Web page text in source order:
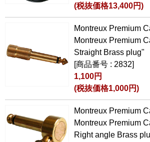
(税抜価格13,400円)
Montreux Premium
Montreux Premium
Straight Brass plug"
[商品番号 : 2832]
1,100円
(税抜価格1,000円)
Montreux Premium
Montreux Premium
Right angle Brass